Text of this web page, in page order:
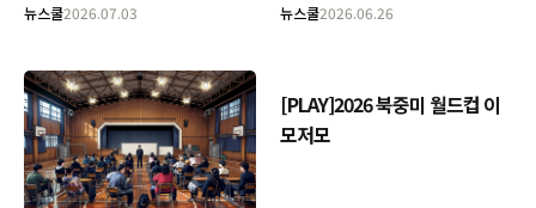
뉴스쿨2026.07.03 뉴스쿨2026.06.26
[PLAY]2026 북중미 월드컵 이
모저모